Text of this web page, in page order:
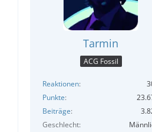
Tarmin
ACG Fossil
Reaktionen
Punkte
Beiträge
Geschlecht